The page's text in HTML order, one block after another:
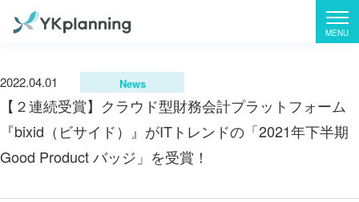
2022.04.01 News
【２連続受賞】クラウド型財務会計プラットフォーム
『bixid（ビサイド）』がITトレンドの「2021年下半期
Good Product バッジ」を受賞！